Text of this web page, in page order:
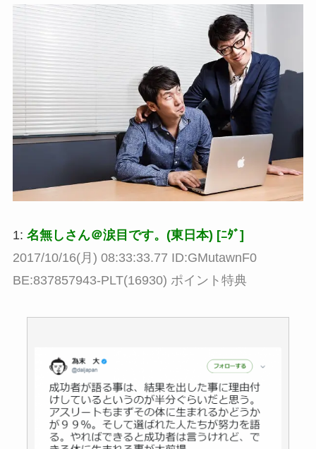
1: 名無しさん＠涙目です。(東日本) [ﾆﾀﾞ]
2017/10/16(月) 08:33:33.77 ID:GMutawnF0
BE:837857943-PLT(16930) ポイント特典